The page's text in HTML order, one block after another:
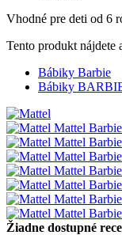
Vhodné pre deti od 6
Tento produkt nájdete
Bábiky Barbie
Bábiky
Žiadne dostupné